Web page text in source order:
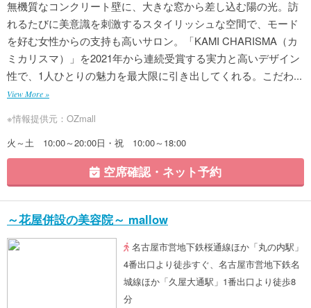
無機質なコンクリート壁に、大きな窓から差し込む陽の光。訪
れるたびに美意識を刺激するスタイリッシュな空間で、モード
を好む女性からの支持も高いサロン。「KAMI CHARISMA（カ
ミカリスマ）」を2021年から連続受賞する実力と高いデザイン
性で、1人ひとりの魅力を最大限に引き出してくれる。こだわ...
View More »
※情報提供元：OZmall
火～土 10:00～20:00日・祝 10:00～18:00
空席確認・ネット予約
～花屋併設の美容院～ mallow
名古屋市営地下鉄桜通線ほか「丸の内駅」
4番出口より徒歩すぐ、名古屋市営地下鉄名
城線ほか「久屋大通駅」1番出口より徒歩8
分